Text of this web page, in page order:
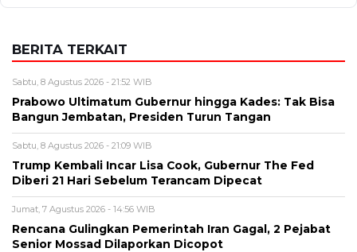
BERITA TERKAIT
Sabtu, 8 Agustus 2026 - 21:52 WIB
Prabowo Ultimatum Gubernur hingga Kades: Tak Bisa
Bangun Jembatan, Presiden Turun Tangan
Sabtu, 8 Agustus 2026 - 21:09 WIB
Trump Kembali Incar Lisa Cook, Gubernur The Fed
Diberi 21 Hari Sebelum Terancam Dipecat
Jumat, 7 Agustus 2026 - 14:56 WIB
Rencana Gulingkan Pemerintah Iran Gagal, 2 Pejabat
Senior Mossad Dilaporkan Dicopot